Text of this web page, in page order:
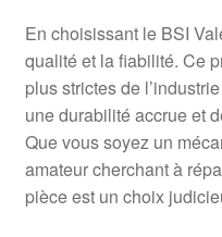
Plainte
Politique de
Procédure de Réclamation
En choisissant le BSI
qualité et la fiabilité. Ce
plus strictes de
une durabilité accrue et
Que vous soyez un
amateur cherchant à
pièce est un choix